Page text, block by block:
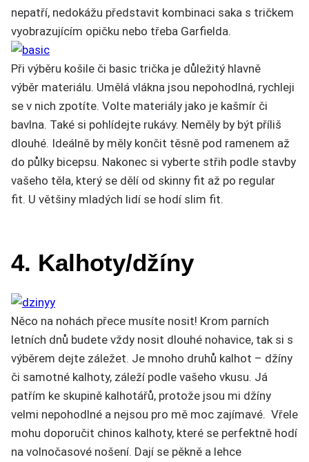
nepatří, nedokážu představit kombinaci saka s tričkem
vyobrazujícím opičku nebo třeba Garfielda.
Při výběru košile či basic trička je důležitý hlavně
výběr materiálu. Umělá vlákna jsou nepohodlná, rychleji
se v nich zpotíte. Volte materiály jako je kašmír či
bavlna. Také si pohlídejte rukávy. Neměly by být příliš
dlouhé. Ideálně by měly končit těsně pod ramenem až
do půlky bicepsu. Nakonec si vyberte střih podle stavby
vašeho těla, který se dělí od skinny fit až po regular
fit. U většiny mladých lidí se hodí slim fit.
4. Kalhoty/džíny
Něco na nohách přece musíte nosit! Krom parních
letních dnů budete vždy nosit dlouhé nohavice, tak si s
výběrem dejte záležet. Je mnoho druhů kalhot – džíny
či samotné kalhoty, záleží podle vašeho vkusu. Já
patřím ke skupině kalhotářů, protože jsou mi džíny
velmi nepohodlné a nejsou pro mě moc zajímavé. Vřele
mohu doporučit chinos kalhoty, které se perfektně hodí
na volnočasové nošení. Dají se pěkně a lehce